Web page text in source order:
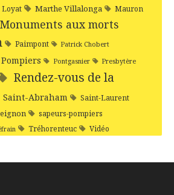
Loyat Marthe Villalonga Mauron
Monuments aux morts
Paimpont Patrick Chobert
Pompiers Pontgasnier Presbytère
Rendez-vous de la
Saint-Abraham Saint-Laurent
sapeurs-pompiers
Tréhorenteuc Vidéo